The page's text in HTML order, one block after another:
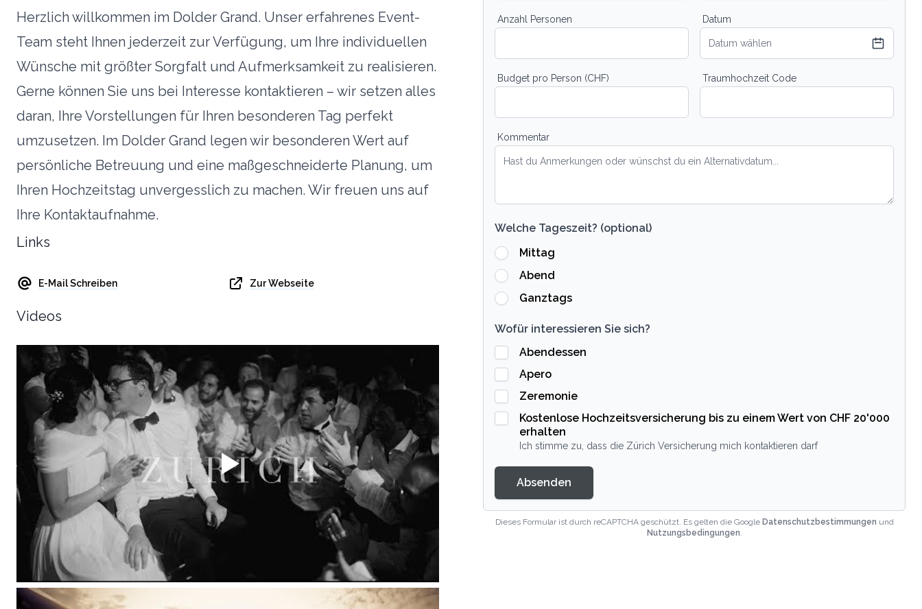
Herzlich willkommen im Dolder Grand. Unser erfahrenes Event-
Team steht Ihnen jederzeit zur Verfügung, um Ihre individuellen
Wünsche mit größter Sorgfalt und Aufmerksamkeit zu realisieren.
Gerne können Sie uns bei Interesse kontaktieren – wir setzen alles
daran, Ihre Vorstellungen für Ihren besonderen Tag perfekt
umzusetzen. Im Dolder Grand legen wir besonderen Wert auf
persönliche Betreuung und eine maßgeschneiderte Planung, um
Ihren Hochzeitstag unvergesslich zu machen. Wir freuen uns auf
Ihre Kontaktaufnahme.
Links
E-Mail Schreiben Zur Webseite
Videos
Anzahl Personen Datum
Datum wählen
Budget pro Person (CHF) Traumhochzeit Code
Kommentar
Welche Tageszeit? (optional)
Mittag
Abend
Ganztags
Wofür interessieren Sie sich?
Abendessen
Apero
Zeremonie
Kostenlose Hochzeitsversicherung bis zu einem Wert von CHF 20'000
erhalten
Ich stimme zu, dass die Zürich Versicherung mich kontaktieren darf
Absenden
Dieses Formular ist durch reCAPTCHA geschützt. Es gelten die Google Datenschutzbestimmungen und
Nutzungsbedingungen.